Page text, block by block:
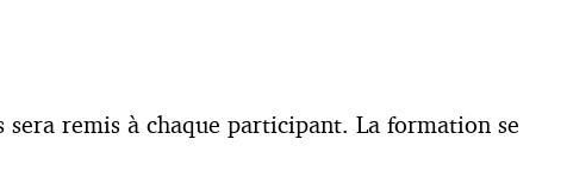
sera remis à chaque participant. La formation se